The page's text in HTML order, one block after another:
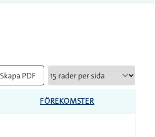
Skapa PDF
FÖREKOMSTER